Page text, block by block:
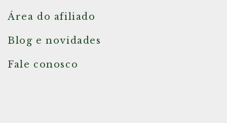
Área do afiliado
Blog e novidades
Fale conosco